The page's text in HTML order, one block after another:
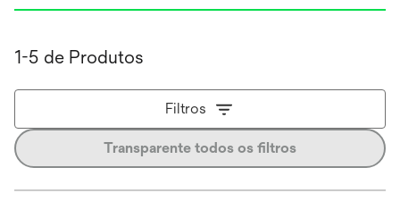
1-5 de Produtos
Filtros
Transparente todos os filtros